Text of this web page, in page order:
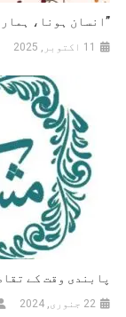
”انسان ہونا،
11 اکتوبر, 2025
پابندی وقت کے
22 جنوری, 2024